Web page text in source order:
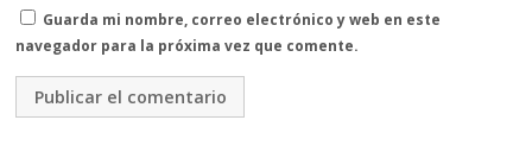
Guarda mi nombre, correo electrónico y web en este
navegador para la próxima vez que comente.